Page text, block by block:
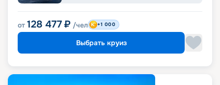
от 128 477 ₽ /чел +1 000
Выбрать круиз